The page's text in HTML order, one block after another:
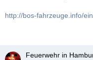
http://bos-fahrzeuge.info/
Feuerwehr in